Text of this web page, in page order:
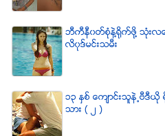
ဘီကီနီ၀တ္စံုနဲ႔႐ုိက္ဖို႔ သံု
လိ၀ုဒ္မင္းသမီး
၁၃ ႏွစ္ ေက်ာင္းသူနဲ႕ဗီဒီယို
သား ( ၂ )